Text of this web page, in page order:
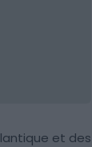
et des